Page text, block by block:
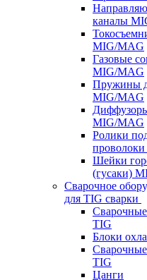
каналы
MIG/MAG
Газовые
MIG/MAG
Пружины
MIG/MAG
MIG/MAG
Ролики
Шейки
(гусаки)
Сварочное
для TIG сварки
TIG
Блоки
TIG
Цанги